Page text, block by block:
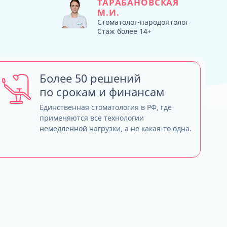
Обзор лучших систем имплантов, с
Straumann (Швейцария)
Nobel Biocare (США)
Neodent (Бразилия/Швейцария)
Dentium (Юж. Корея)
Тюнинг зубных протезов - продляем
ТРГ и ортодонтический прогноз
Кондилография
Smile VR и моделирование
М.И.
Стоматолог-пародонтолог
Стаж более 14+
Более 50 решений
по срокам и финансам
Единственная стоматология в РФ, где
применяются все технологии
немедленной нагрузки, а не какая-то одна.